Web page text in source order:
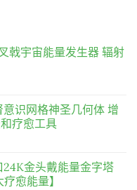
戟宇宙能量发生器 辐射
识网格神圣几何体 增
疗愈工具
金头戴能量金字塔
愈能量】